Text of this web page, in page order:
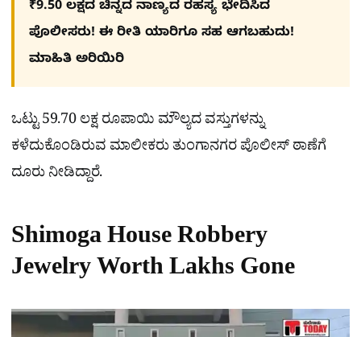
₹9.50 ಲಕ್ಷದ ಚಿನ್ನದ ನಾಣ್ಯದ ರಹಸ್ಯ ಭೇದಿಸಿದ
ಪೊಲೀಸರು! ಈ ರೀತಿ ಯಾರಿಗೂ ಸಹ ಆಗಬಹುದು!
ಮಾಹಿತಿ ಅರಿಯಿರಿ
ಒಟ್ಟು 59.70 ಲಕ್ಷ ರೂಪಾಯಿ ಮೌಲ್ಯದ ವಸ್ತುಗಳನ್ನು
ಕಳೆದುಕೊಂಡಿರುವ ಮಾಲೀಕರು ತುಂಗಾನಗರ ಪೊಲೀಸ್ ಠಾಣೆಗೆ
ದೂರು ನೀಡಿದ್ದಾರೆ.
Shimoga House Robbery
Jewelry Worth Lakhs Gone